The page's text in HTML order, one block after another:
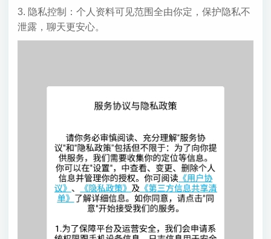
3. 隐私控制：个人资料可见范围全由你定，保护隐私不
泄露，聊天更安心。